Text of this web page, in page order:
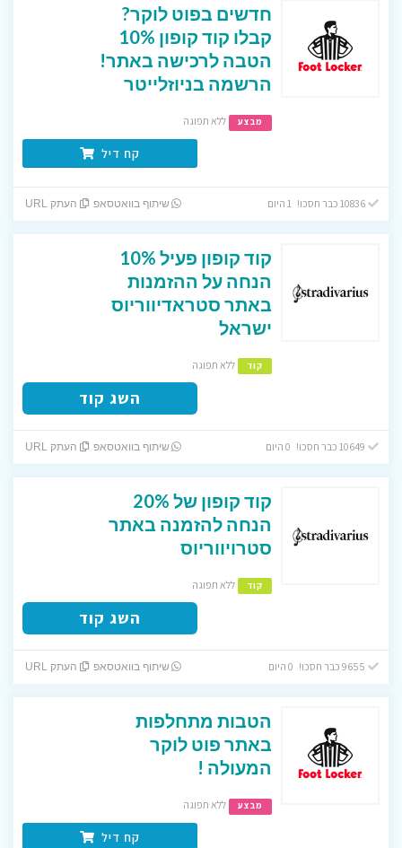
חדשים בפוט לוקר?
קבלו קוד קופון 10%
הטבה לרכישה באתר!
הרשמה בניוזלייטר
מבצע ללא תפוגה
קח דיל
10836 כבר חסכו! 1 היום שיתוף בוואטסאפ העתק URL
קוד קופון פעיל 10%
הנחה על ההזמנות
באתר סטראדיווריוס
ישראל
קוד ללא תפוגה
השג קוד
שיתוף בוואטסאפ העתק URL
קוד קופון של 20%
הנחה להזמנה באתר
סטרויווריוס
קוד ללא תפוגה
השג קוד
שיתוף בוואטסאפ העתק URL
הטבות מתחלפות
באתר פוט לוקר
המעולה !
מבצע ללא תפוגה
קח דיל